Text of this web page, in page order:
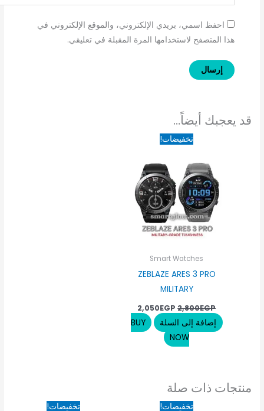
احفظ اسمي، بريدي الإلكتروني، والموقع الإلكتروني في
هذا المتصفح لاستخدامها المرة المقبلة في تعليقي.
قد يعجبك أيضاً…
تخفيضات!
Smart Watches
ZEBLAZE ARES 3 PRO
MILITARY
2,800EGP
السعر
الأصلي
2,800EGP.
2,050EGP
إضافة إلى السلة
BUY
NOW
منتجات ذات صلة
تخفيضات!
السعر
تخفيضات!
السعر